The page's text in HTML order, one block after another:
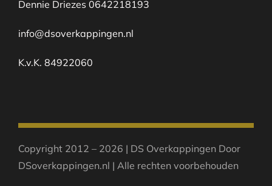
Dennie Driezes 0642218193
info@dsoverkappingen.nl
K.v.K. 84922060
Copyright 2012 – 2026 | DS Overkappingen Door
DSoverkappingen.nl | Alle rechten voorbehouden